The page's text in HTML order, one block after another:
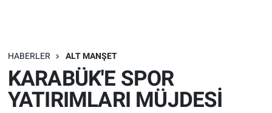
HABERLER ALT MANŞET
KARABÜK'E SPOR
YATIRIMLARI MÜJDESİ